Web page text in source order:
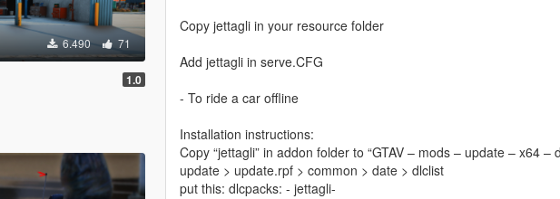
6.490 71
1.0
Copy jettagli in your resource folder
Add jettagli in serve.CFG
- To ride a car offline
Installation instructions:
Copy “jettagli” in addon folder to “GTAV – mods – update – x64 –
update > update.rpf > common > date > dlclist
put this: dlcpacks: - jettagli-